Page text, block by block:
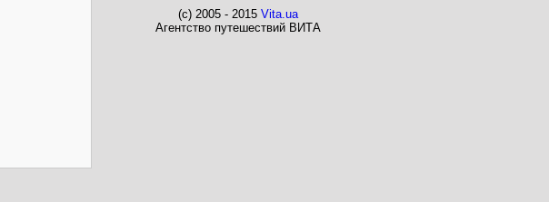
(c) 2005 - 2015 Vita.ua
Агентство путешествий ВИТА